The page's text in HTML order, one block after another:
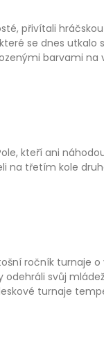
přivítali
se dnes utkalo
barvami
kteří ani
na třetím kole
ročník turnaje
svůj
turnaje